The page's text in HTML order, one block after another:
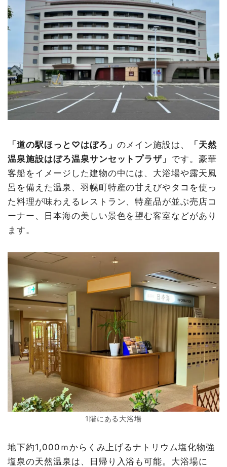
「道の駅ほっと♡はぼろ」 のメイン施設は、
「天然
温泉施設はぼろ温泉サンセットプラザ」 です。豪華
客船をイメージした建物の中には、大浴場や露天風
呂を備えた温泉、羽幌町特産の甘えびやタコを使っ
た料理が味わえるレストラン、特産品が並ぶ売店コ
ーナー、日本海の美しい景色を望む客室などがあり
ます。
1階にある大浴場
地下約1,000ｍからくみ上げるナトリウム塩化物強
塩泉の天然温泉は、日帰り入浴も可能。大浴場に